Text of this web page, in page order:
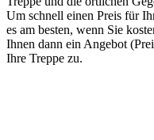
Um schnell einen Preis für
es am besten, wenn Sie
Ihnen dann ein Angebot
Ihre Treppe zu.